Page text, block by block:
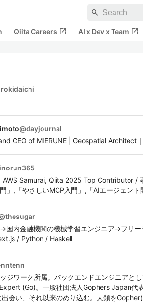
search
Qiita Careers open_in_new AI x Dev x Team open_in_new
@dayjournal
CEO of MIERUNE | Geospatial Architect
AWS Samurai, Qiita 2025 Top Contributor /
」,「やさしいMCP入門」,「AIエージェント
thesugar
国内金融機関の機械学習エンジニア→フリ
/ Python / Haskell
ジワーク所属。バックエンドエンジニアと
(Go)。一般社団法人Gophers Japan代
会い、それ以来のめり込む。人類をGopher